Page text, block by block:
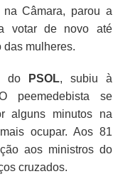
Câmara, parou a
votar de novo até
das mulheres.
do PSOL, subiu à
peemedebista se
alguns minutos na
ocupar. Aos 81
aos ministros do
cruzados.